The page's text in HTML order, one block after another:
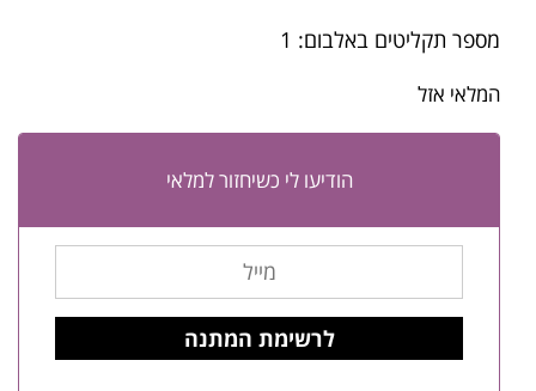
מספר תקליטים באלבום: 1
המלאי אזל
הודיעו לי כשיחזור למלאי